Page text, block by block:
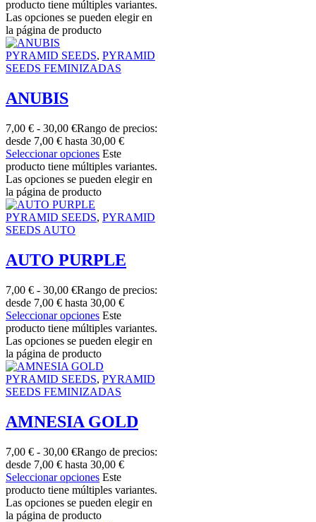
producto tiene múltiples variantes.
Las opciones se pueden elegir en
la página de producto
PYRAMID SEEDS, PYRAMID
SEEDS FEMINIZADAS
ANUBIS
7,00 € - 30,00 €Rango de precios:
desde 7,00 € hasta 30,00 €
Seleccionar opciones Este
producto tiene múltiples variantes.
Las opciones se pueden elegir en
la página de producto
PYRAMID SEEDS, PYRAMID
SEEDS AUTO
AUTO PURPLE
7,00 € - 30,00 €Rango de precios:
desde 7,00 € hasta 30,00 €
Seleccionar opciones Este
producto tiene múltiples variantes.
Las opciones se pueden elegir en
la página de producto
PYRAMID SEEDS, PYRAMID
SEEDS FEMINIZADAS
AMNESIA GOLD
7,00 € - 30,00 €Rango de precios:
desde 7,00 € hasta 30,00 €
Seleccionar opciones Este
producto tiene múltiples variantes.
Las opciones se pueden elegir en
la página de producto